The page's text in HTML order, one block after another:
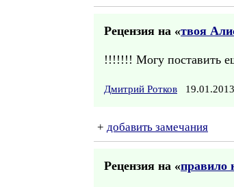
Рецензия на «твоя
!!!!!!! Могу поставить
Дмитрий Ротков
+ добавить замечания
Рецензия на «